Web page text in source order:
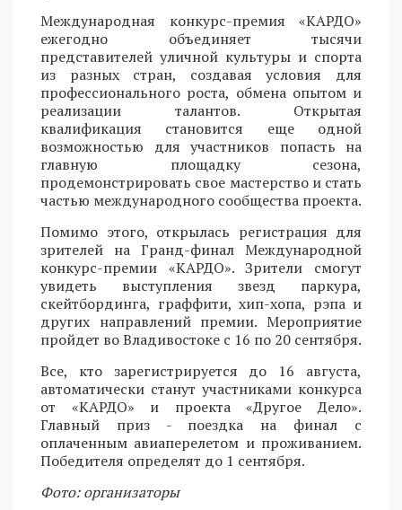
Международная конкурс-премия «КАРДО»
ежегодно объединяет тысячи
представителей уличной культуры и спорта
из разных стран, создавая условия для
профессионального роста, обмена опытом и
реализации талантов. Открытая
квалификация становится еще одной
возможностью для участников попасть на
главную площадку сезона,
продемонстрировать свое мастерство и стать
частью международного сообщества проекта.
Помимо этого, открылась регистрация для
зрителей на Гранд-финал Международной
конкурс-премии «КАРДО». Зрители смогут
увидеть выступления звезд паркура,
скейтбординга, граффити, хип-хопа, рэпа и
других направлений премии. Мероприятие
пройдет во Владивостоке с 16 по 20 сентября.
Все, кто зарегистрируется до 16 августа,
автоматически станут участниками конкурса
от «КАРДО» и проекта «Другое Дело».
Главный приз - поездка на финал с
оплаченным авиаперелетом и проживанием.
Победителя определят до 1 сентября.
Фото: организаторы